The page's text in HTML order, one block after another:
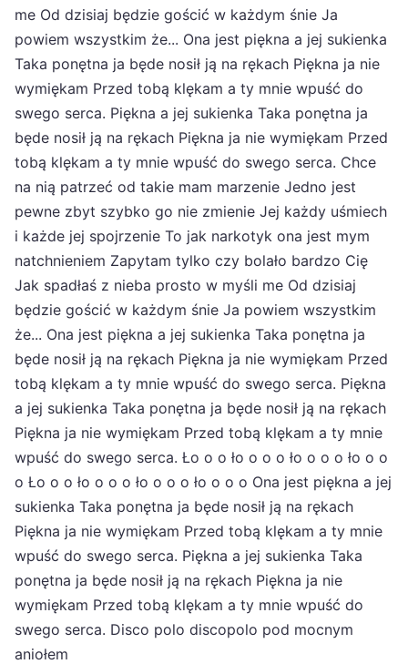
me Od dzisiaj będzie gościć w każdym śnie Ja
powiem wszystkim że... Ona jest piękna a jej sukienka
Taka ponętna ja będe nosił ją na rękach Piękna ja nie
wymiękam Przed tobą klękam a ty mnie wpuść do
swego serca. Piękna a jej sukienka Taka ponętna ja
będe nosił ją na rękach Piękna ja nie wymiękam Przed
tobą klękam a ty mnie wpuść do swego serca. Chce
na nią patrzeć od takie mam marzenie Jedno jest
pewne zbyt szybko go nie zmienie Jej każdy uśmiech
i każde jej spojrzenie To jak narkotyk ona jest mym
natchnieniem Zapytam tylko czy bolało bardzo Cię
Jak spadłaś z nieba prosto w myśli me Od dzisiaj
będzie gościć w każdym śnie Ja powiem wszystkim
że... Ona jest piękna a jej sukienka Taka ponętna ja
będe nosił ją na rękach Piękna ja nie wymiękam Przed
tobą klękam a ty mnie wpuść do swego serca. Piękna
a jej sukienka Taka ponętna ja będe nosił ją na rękach
Piękna ja nie wymiękam Przed tobą klękam a ty mnie
wpuść do swego serca. Ło o o ło o o o ło o o o ło o o
o Ło o o ło o o o ło o o o ło o o o Ona jest piękna a jej
sukienka Taka ponętna ja będe nosił ją na rękach
Piękna ja nie wymiękam Przed tobą klękam a ty mnie
wpuść do swego serca. Piękna a jej sukienka Taka
ponętna ja będe nosił ją na rękach Piękna ja nie
wymiękam Przed tobą klękam a ty mnie wpuść do
swego serca. Disco polo discopolo pod mocnym
aniołem